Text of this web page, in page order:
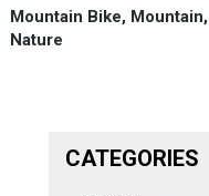
Mountain Bike, Mountain,
Nature
CATEGORIES